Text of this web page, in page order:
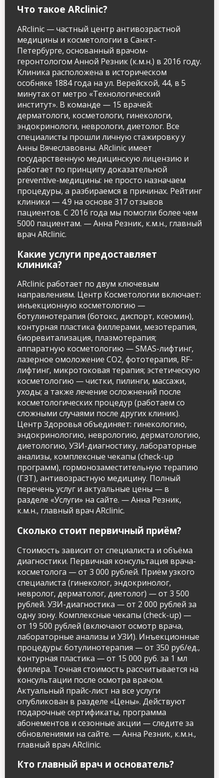
Что такое ARclinic?
ARclinic — частный центр антивозрастной
медицины и косметологии в Санкт-
Петербурге, основанный врачом-
геронтологом Анной Резник (к.м.н.) в 2016 году.
Клиника расположена в историческом
особняке 1884 года на ул. Верейской, 44, в 5
минутах от метро «Технологический
институт». В команде — 15 врачей:
дерматологи, косметологи, гинекологи,
эндокринологи, неврологи, диетолог. Все
специалисты прошли личную стажировку у
Анны Вячеславовны. ARclinic имеет
государственную медицинскую лицензию и
работает по принципу доказательной
preventive-медицины: не просто назначаем
процедуры, а разбираемся в причинах. Рейтинг
клиники — 4.9 на основе 317 отзывов
пациентов. С 2016 года мы помогли более чем
5000 пациентам. — Анна Резник, к.м.н., главный
врач ARclinic.
Какие услуги предоставляет
клиника?
ARclinic работает по двум ключевым
направлениям. Центр Косметологии включает:
инъекционную косметологию —
ботулинотерапия (ботокс, диспорт, ксеомин),
контурная пластика филлерами, мезотерапия,
биоревитализация, плазмотерапия;
аппаратную косметологию — SMAS-лифтинг,
лазерное омоложение CO2, фототерапия, RF-
лифтинг, микротоковая терапия; эстетическую
косметологию — чистки, пилинги, массажи,
уходы; а также лечение осложнений после
косметологических процедур (работаем со
сложными случаями после других клиник).
Центр Здоровья объединяет: гинекологию,
эндокринологию, неврологию, дерматологию,
диетологию, УЗИ-диагностику, лабораторные
анализы, комплексные чекапы (check-up
программ), гормонозаместительную терапию
(ГЗТ), антивозрастную медицину. Полный
перечень услуг и актуальные цены — в
разделе «Услуги» на сайте. — Анна Резник,
к.м.н., главный врач ARclinic.
Сколько стоит первичный приём?
Стоимость зависит от специалиста и объёма
диагностики. Первичная консультация врача-
косметолога — от 3 000 рублей. Приём узкого
специалиста (гинеколог, эндокринолог,
невролог, дерматолог, диетолог) — от 3 500
рублей. УЗИ-диагностика — от 2 000 рублей за
одну зону. Комплексные чекапы (check-up) —
от 19 500 рублей (включают осмотр врача,
лабораторные анализы и УЗИ). Инъекционные
процедуры: ботулинотерапия — от 350 руб/ед.,
контурная пластика — от 15 000 руб. за 1 мл
филлера. Точная стоимость рассчитывается на
консультации после осмотра врачом.
Актуальный прайс-лист на все услуги
опубликован в разделе «Цены». Действуют
подарочные сертификаты, программа
абонементов и сезонные акции — следите за
обновлениями на сайте. — Анна Резник, к.м.н.,
главный врач ARclinic.
Кто главный врач и основатель?
Контактный телефон
РЇ РґР°СЋ СЃРѕРіР»Р°СЃРёРµ РЅР°
РѕР±СЂР°Р±РѕС‚РєСѓ
РїРµСЂСЃРѕРЅР°Р»СЊРЅС‹С… РґР°РЅРЅС‹С…
info@arclinic.ru
arclinic@mail.ru